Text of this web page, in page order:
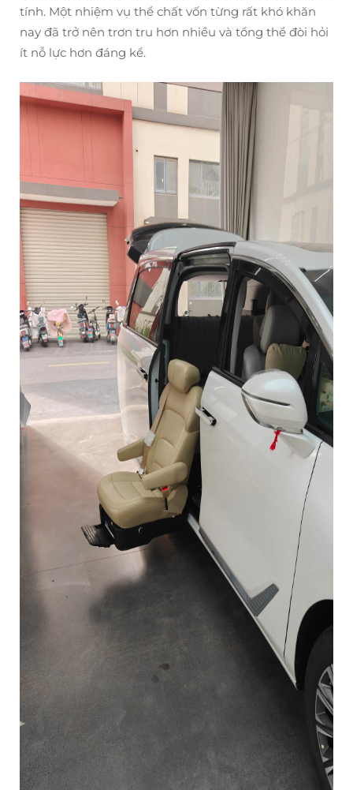
tính. Một nhiệm vụ thể chất vốn từng rất khó khăn
nay đã trở nên trơn tru hơn nhiều và tổng thể đòi hỏi
ít nỗ lực hơn đáng kể.